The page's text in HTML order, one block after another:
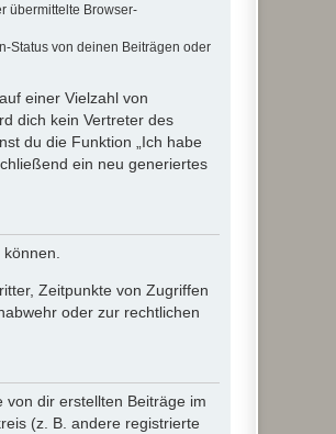
übermittelte Browser-
Status von deinen Beiträgen oder
einer Vielzahl von
dich kein Vertreter des
du die Funktion „Ich habe
ein neu generiertes
Zeitpunkte von Zugriffen
oder zur rechtlichen
dir erstellten Beiträge im
(z. B. andere registrierte